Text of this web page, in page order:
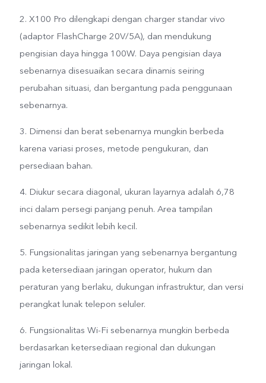
2. X100 Pro dilengkapi dengan charger standar vivo
(adaptor FlashCharge 20V/5A), dan mendukung
pengisian daya hingga 100W. Daya pengisian daya
sebenarnya disesuaikan secara dinamis seiring
perubahan situasi, dan bergantung pada penggunaan
sebenarnya.
3. Dimensi dan berat sebenarnya mungkin berbeda
karena variasi proses, metode pengukuran, dan
persediaan bahan.
4. Diukur secara diagonal, ukuran layarnya adalah 6,78
inci dalam persegi panjang penuh. Area tampilan
sebenarnya sedikit lebih kecil.
5. Fungsionalitas jaringan yang sebenarnya bergantung
pada ketersediaan jaringan operator, hukum dan
peraturan yang berlaku, dukungan infrastruktur, dan versi
perangkat lunak telepon seluler.
6. Fungsionalitas Wi-Fi sebenarnya mungkin berbeda
berdasarkan ketersediaan regional dan dukungan
jaringan lokal.